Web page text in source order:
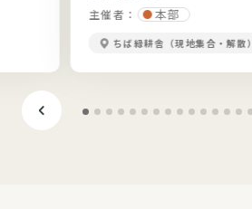
主催者：
本部
ちば緑耕舎（現地集合・解散）